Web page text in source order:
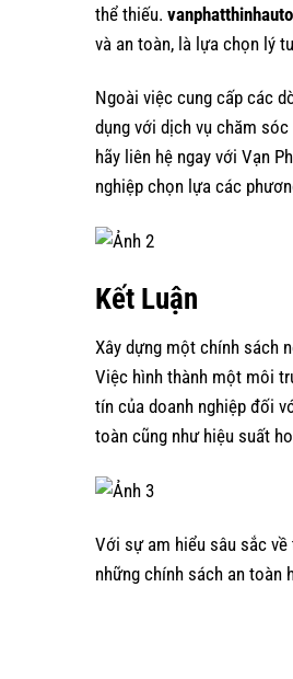
thể thiếu.
và an toàn, là lựa chọn lý
Ngoài việc cung cấp các
dụng với dịch vụ chăm
hãy liên hệ ngay với Vạn
nghiệp chọn lựa các
Kết Luận
Xây dựng một chính sách
Việc hình thành một môi
tín của doanh nghiệp đối
toàn cũng như hiệu suất
Với sự am hiểu sâu sắc
những chính sách an toàn